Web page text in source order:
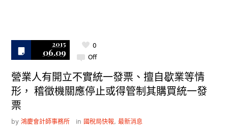
2015
06.09 Off
0
營業人有開立不實統一發票、擅自歇業等情
形， 稽徵機關應停止或得管制其購買統一發
票
by鴻慶會計師事務所 in 國稅局快報,最新消息